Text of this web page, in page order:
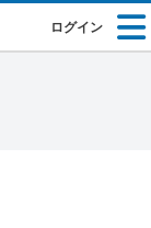
ログイン